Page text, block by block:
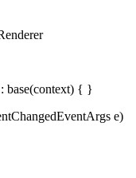
base(context) { }
e)